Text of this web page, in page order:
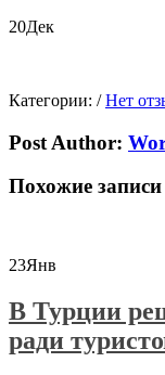
20Дек
Категории: / Нет
Post Author:
Похожие записи
23Янв
В Турции
ради